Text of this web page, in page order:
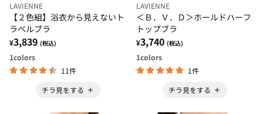
LAVIENNE
【２色組】浴衣から見えないト
ラベルブラ
¥3,839 (税込)
1colors
11件
チラ見をする
LAVIENNE
＜Ｂ．Ｖ．Ｄ＞ホールドハーフ
トップブラ
¥3,740 (税込)
1colors
1件
チラ見をする